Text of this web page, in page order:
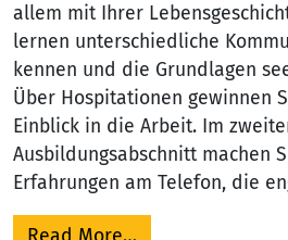
allem mit Ihrer
lernen unterschiedliche
kennen und die Grundlagen
Über Hospitationen gewinnen
Einblick in die Arbeit. Im
Ausbildungsabschnitt machen
Erfahrungen am Telefon, die